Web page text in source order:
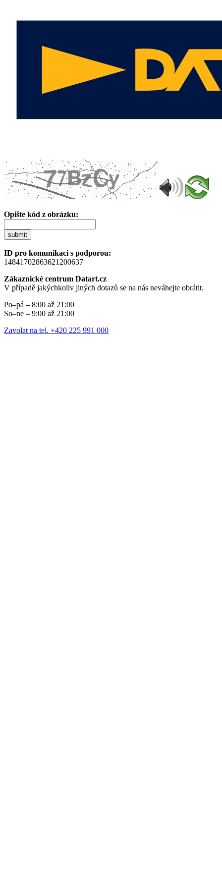
Opište kód z obrázku:
submit
ID pro komunikaci s podporou:
14841702863621200637
Zákaznické centrum Datart.cz
V případě jakýchkoliv jiných dotazů se na nás neváhejte obrátit.
Po–pá – 8:00 až 21:00
So–ne – 9:00 až 21:00
Zavolat na tel. +420 225 991 000